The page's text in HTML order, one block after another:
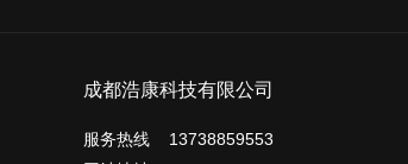
成都浩康科技有限公司
服务热线 13738859553